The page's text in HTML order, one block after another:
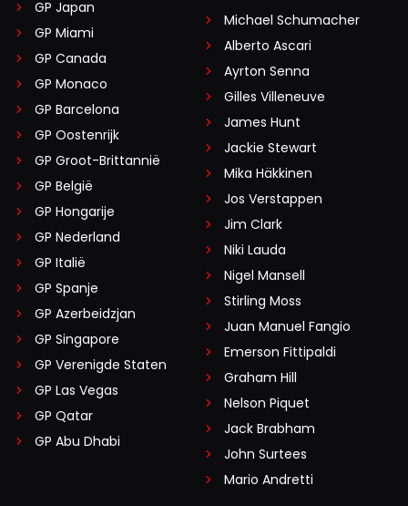
GP Japan
GP Miami
GP Canada
GP Monaco
GP Barcelona
GP Oostenrijk
GP Groot-Brittannië
GP België
GP Hongarije
GP Nederland
GP Italië
GP Spanje
GP Azerbeidzjan
GP Singapore
GP Verenigde Staten
GP Las Vegas
GP Qatar
GP Abu Dhabi
Michael Schumacher
Alberto Ascari
Ayrton Senna
Gilles Villeneuve
James Hunt
Jackie Stewart
Mika Häkkinen
Jos Verstappen
Jim Clark
Niki Lauda
Nigel Mansell
Stirling Moss
Juan Manuel Fangio
Emerson Fittipaldi
Graham Hill
Nelson Piquet
Jack Brabham
John Surtees
Mario Andretti